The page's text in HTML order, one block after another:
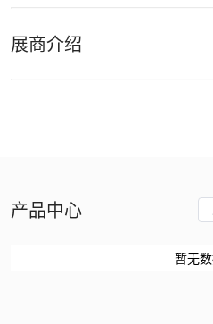
展商介绍
产品中心
暂无